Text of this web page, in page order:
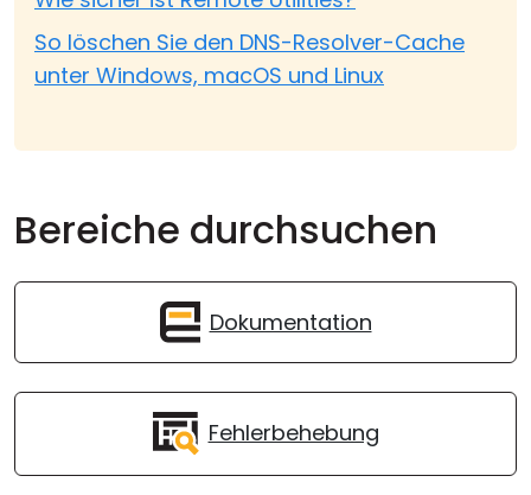
So löschen Sie den DNS-Resolver-Cache
unter Windows, macOS und Linux
Bereiche durchsuchen
Dokumentation
Fehlerbehebung